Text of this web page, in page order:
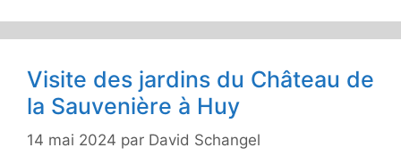
Visite des jardins du Château de
la Sauvenière à Huy
14 mai 2024 par David Schangel